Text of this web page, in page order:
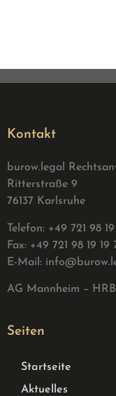
Kontakt
burow.legal
Ritterstraße 9
76137 Karlsruhe
Telefon: +49 721 98
Fax: +49 721 98 19 19
E-Mail:
AG Mannheim –
Seiten
Startseite
Aktuelles